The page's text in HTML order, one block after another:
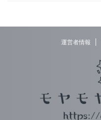
運営者情報